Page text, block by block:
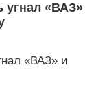
угнал «ВАЗ»